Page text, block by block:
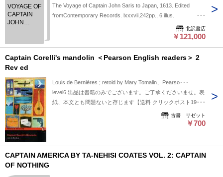
VOYAGE OF
CAPTAIN
JOHN
The Voyage of Captain John Saris to Japan, 1613. Edited
fromContemporary Records. lxxxvii,242pp., 6 illus.
(London:Hakluyt Society, 1900) Original blue cloth. Spine
darkened, topand bottom of spine rubbed. Library stamped,
北沢書店
￥121,000
Captain Corelli's mandolin ＜Pearson English readers＞ 2
Rev ed
Louis de Bernières ; retold by Mary Tomalin、Pearso･･･
level6 出品は書籍のみでございます。ご了承くださいませ。表
紙、本文とも問題ないと存じます【送料 クリックポスト198円
古書 リゼット
￥700
CAPTAIN AMERICA BY TA-NEHISI COATES VOL. 2: CAPTAIN
OF NOTHING